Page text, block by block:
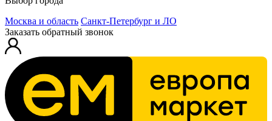
Москва и область Санкт-Петербург и ЛО
Заказать обратный звонок